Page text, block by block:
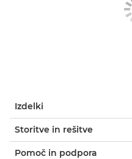
Izdelki
Storitve in rešitve
Pomoč in podpora